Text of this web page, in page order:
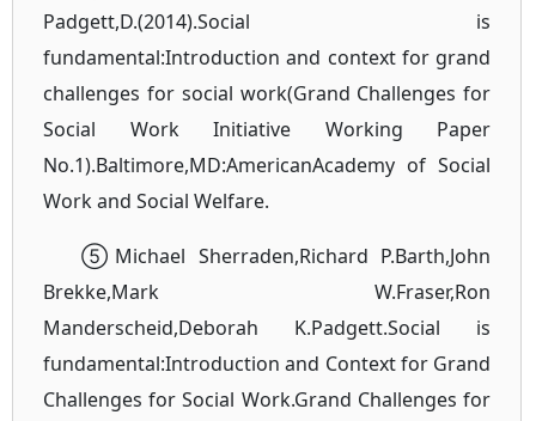
Padgett,D.(2014).Social is
fundamental:Introduction and context for grand
challenges for social work(Grand Challenges for
Social Work Initiative Working Paper
No.1).Baltimore,MD:AmericanAcademy of Social
Work and Social Welfare.
⑤Michael Sherraden,Richard P.Barth,John
Brekke,Mark W.Fraser,Ron
Manderscheid,Deborah K.Padgett.Social is
fundamental:Introduction and Context for Grand
Challenges for Social Work.Grand Challenges for